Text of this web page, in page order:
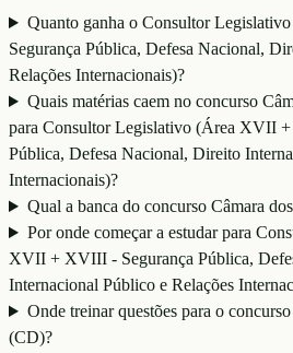
Quanto ganha o Consultor
Segurança Pública, Defesa Nacional,
Relações Internacionais)?
Quais matérias caem no concurso
para Consultor Legislativo (Área XVII
Pública, Defesa Nacional, Direito
Internacionais)?
Qual a banca do concurso Câmara
Por onde começar a estudar para
XVII + XVIII - Segurança Pública,
Internacional Público e Relações
Onde treinar questões para o
(CD)?